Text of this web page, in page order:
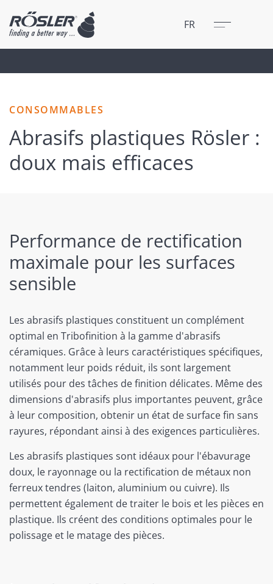
FR Menu
Fermer
CONSOMMABLES
Abrasifs plastiques Rösler :
doux mais efficaces
Performance de rectification
maximale pour les surfaces
sensible
Les abrasifs plastiques constituent un complément
optimal en Tribofinition à la gamme d'abrasifs
céramiques. Grâce à leurs caractéristiques spécifiques,
notamment leur poids réduit, ils sont largement
utilisés pour des tâches de finition délicates. Même des
dimensions d'abrasifs plus importantes peuvent, grâce
à leur composition, obtenir un état de surface fin sans
rayures, répondant ainsi à des exigences particulières.
Les abrasifs plastiques sont idéaux pour l'ébavurage
doux, le rayonnage ou la rectification de métaux non
ferreux tendres (laiton, aluminium ou cuivre). Ils
permettent également de traiter le bois et les pièces en
plastique. Ils créent des conditions optimales pour le
polissage et le matage des pièces.